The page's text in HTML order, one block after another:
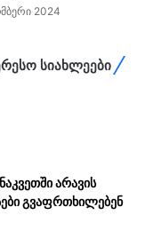
2024
სიახლეები
არავის
გვაფრთხილებენ